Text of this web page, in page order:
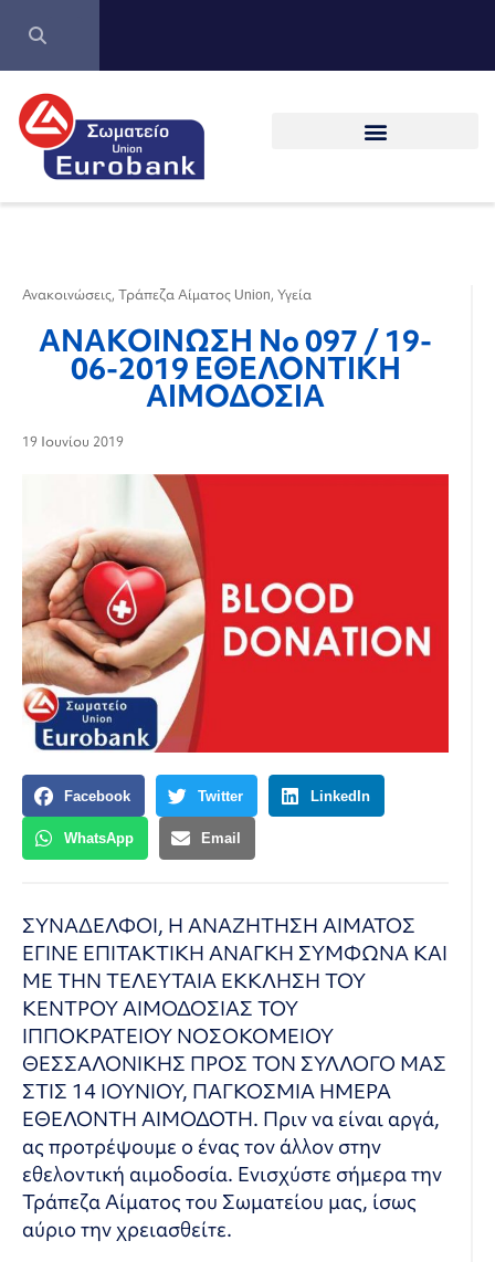
Ανακοινώσεις, Τράπεζα Αίματος Union, Υγεία
ΑΝΑΚΟΙΝΩΣΗ Νο 097 / 19-
06-2019 ΕΘΕΛΟΝΤΙΚΗ
ΑΙΜΟΔΟΣΙΑ
19 Ιουνίου 2019
Facebook Twitter LinkedIn
WhatsApp Email
ΣΥΝΑΔΕΛΦΟΙ, Η ΑΝΑΖΗΤΗΣΗ ΑΙΜΑΤΟΣ
ΕΓΙΝΕ ΕΠΙΤΑΚΤΙΚΗ ΑΝΑΓΚΗ ΣΥΜΦΩΝΑ ΚΑΙ
ΜΕ ΤΗΝ ΤΕΛΕΥΤΑΙΑ ΕΚΚΛΗΣΗ ΤΟΥ
ΚΕΝΤΡΟΥ ΑΙΜΟΔΟΣΙΑΣ ΤΟΥ
ΙΠΠΟΚΡΑΤΕΙΟΥ ΝΟΣΟΚΟΜΕΙΟΥ
ΘΕΣΣΑΛΟΝΙΚΗΣ ΠΡΟΣ ΤΟΝ ΣΥΛΛΟΓΟ ΜΑΣ
ΣΤΙΣ 14 ΙΟΥΝΙΟΥ, ΠΑΓΚΟΣΜΙΑ ΗΜΕΡΑ
ΕΘΕΛΟΝΤΗ ΑΙΜΟΔΟΤΗ. Πριν να είναι αργά,
ας προτρέψουμε ο ένας τον άλλον στην
εθελοντική αιμοδοσία. Ενισχύστε σήμερα την
Τράπεζα Αίματος του Σωματείου μας, ίσως
αύριο την χρειασθείτε.